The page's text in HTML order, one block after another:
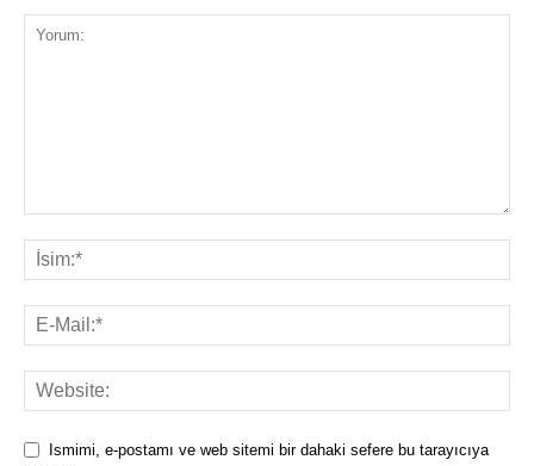
Ismimi, e-postamı ve web sitemi bir dahaki sefere bu tarayıcıya